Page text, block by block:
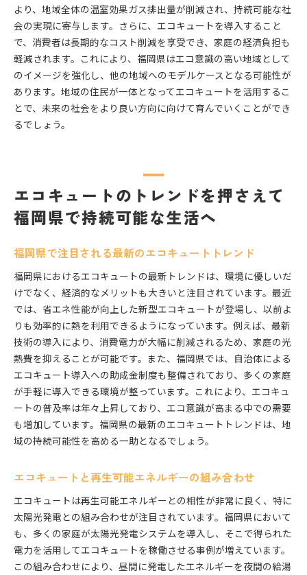
より、地域全体の温室効果ガス排出量が削減され、持続可能な社
会の実現に寄与します。さらに、エコキュートを導入すること
で、消費者は長期的なコスト削減を享受でき、家庭の経済負担も
軽減されます。これにより、福岡県はエコ意識の高い地域として
のイメージを強化し、他の地域へのモデルケースとなる可能性が
あります。地域の住民が一体となってエコキュートを活用するこ
とで、未来の社会をより良い方向に向けて育んでいくことができ
るでしょう。
エコキュートのトレンドを押さえて
福岡県で持続可能な生活へ
福岡県で注目される最新のエコキュートトレンド
福岡県におけるエコキュートの最新トレンドは、環境に優しいだ
けでなく、経済的なメリットも大きいと注目されています。最近
では、省エネ性能が向上した新型エコキュートが登場し、以前よ
りも効率的に熱を利用できるようになっています。例えば、最新
技術の導入により、消費電力が大幅に削減されるため、家庭の光
熱費を抑えることが可能です。また、福岡県では、自治体による
エコキュート導入への助成金制度も整備されており、多くの家庭
が手軽に導入できる環境が整っています。これにより、エコキュ
ートの普及率は年々上昇しており、エコ意識が高まる中での需要
も増加しています。福岡県の最新のエコキュートトレンドは、地
域の持続可能性を高める一助となるでしょう。
エコキュートと再生可能エネルギーの組み合わせ
エコキュートは再生可能エネルギーとの相性が非常に良く、特に
太陽光発電との組み合わせが注目されています。福岡県において
も、多くの家庭が太陽光発電システムを導入し、そこで得られた
電力を活用してエコキュートを稼働させる事例が増えています。
この組み合わせにより、昼間に発電したエネルギーを夜間の給湯